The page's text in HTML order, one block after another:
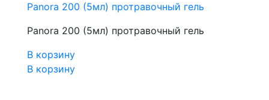
Panora 200 (5мл) протравочный гель
Panora 200 (5мл) протравочный гель
В корзину
В корзину